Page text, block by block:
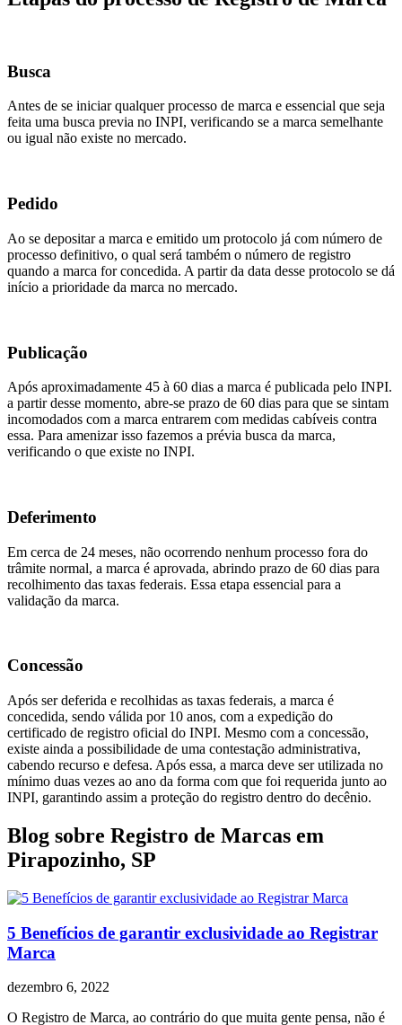
Busca
Antes de se iniciar qualquer processo de marca e essencial que seja
feita uma busca previa no INPI, verificando se a marca semelhante
ou igual não existe no mercado.
Pedido
Ao se depositar a marca e emitido um protocolo já com número de
processo definitivo, o qual será também o número de registro
quando a marca for concedida. A partir da data desse protocolo se dá
início a prioridade da marca no mercado.
Publicação
Após aproximadamente 45 à 60 dias a marca é publicada pelo INPI.
a partir desse momento, abre-se prazo de 60 dias para que se sintam
incomodados com a marca entrarem com medidas cabíveis contra
essa. Para amenizar isso fazemos a prévia busca da marca,
verificando o que existe no INPI.
Deferimento
Em cerca de 24 meses, não ocorrendo nenhum processo fora do
trâmite normal, a marca é aprovada, abrindo prazo de 60 dias para
recolhimento das taxas federais. Essa etapa essencial para a
validação da marca.
Concessão
Após ser deferida e recolhidas as taxas federais, a marca é
concedida, sendo válida por 10 anos, com a expedição do
certificado de registro oficial do INPI. Mesmo com a concessão,
existe ainda a possibilidade de uma contestação administrativa,
cabendo recurso e defesa. Após essa, a marca deve ser utilizada no
mínimo duas vezes ao ano da forma com que foi requerida junto ao
INPI, garantindo assim a proteção do registro dentro do decênio.
Blog sobre Registro de Marcas em
Pirapozinho, SP
5 Benefícios de garantir exclusividade ao Registrar
Marca
dezembro 6, 2022
O Registro de Marca, ao contrário do que muita gente pensa, não é